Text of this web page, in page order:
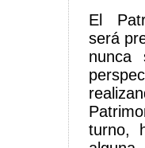
El
será
nunca
turno,